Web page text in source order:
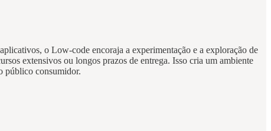
o Low-code encoraja a experimentação e a exploração de
extensivos ou longos prazos de entrega. Isso cria um ambiente
público consumidor.